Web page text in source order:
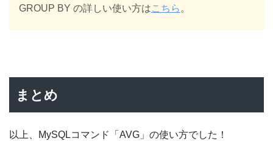
GROUP BY の詳しい使い方はこちら 。
まとめ
以上、MySQLコマンド「AVG」の使い方でした！